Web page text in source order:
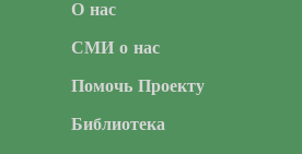
О нас
СМИ о нас
Помочь Проекту
Библиотека